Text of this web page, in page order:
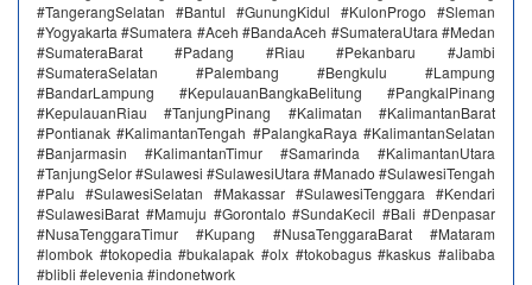
#TangerangSelatan #Bantul #GunungKidul #KulonProgo #Sleman
#Yogyakarta #Sumatera #Aceh #BandaAceh #SumateraUtara #Medan
#SumateraBarat #Padang #Riau #Pekanbaru #Jambi
#SumateraSelatan #Palembang #Bengkulu #Lampung
#BandarLampung #KepulauanBangkaBelitung #PangkalPinang
#KepulauanRiau #TanjungPinang #Kalimatan #KalimantanBarat
#Pontianak #KalimantanTengah #PalangkaRaya #KalimantanSelatan
#Banjarmasin #KalimantanTimur #Samarinda #KalimantanUtara
#TanjungSelor #Sulawesi #SulawesiUtara #Manado #SulawesiTengah
#Palu #SulawesiSelatan #Makassar #SulawesiTenggara #Kendari
#SulawesiBarat #Mamuju #Gorontalo #SundaKecil #Bali #Denpasar
#NusaTenggaraTimur #Kupang #NusaTenggaraBarat #Mataram
#lombok #tokopedia #bukalapak #olx #tokobagus #kaskus #alibaba
#blibli #elevenia #indonetwork